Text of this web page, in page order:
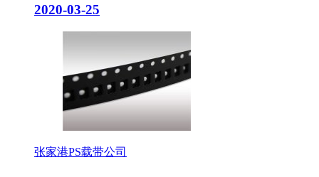
2020-03-25
张家港PS载带公司